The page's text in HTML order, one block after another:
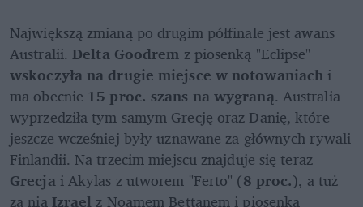
Największą zmianą po drugim półfinale jest awans
Australii. Delta Goodrem
wskoczyła na drugie miejsce w notowaniach i
ma obecnie 15 proc. szans na wygraną. Australia
wyprzedziła tym samym Grecję oraz Danię, które
jeszcze wcześniej były uznawane za głównych rywali
Finlandii. Na trzecim miejscu znajduje się teraz
Grecja i Akylas z utworem "Ferto" (8 proc.), a tuż
za nią Izrael z Noamem Bettanem i piosenką